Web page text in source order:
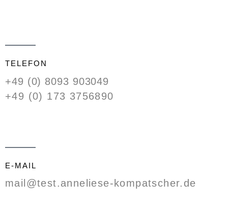
TELEFON
+49 (0) 8093 903049
+49 (0) 173 3756890
E-MAIL
mail@test.anneliese-kompatscher.de